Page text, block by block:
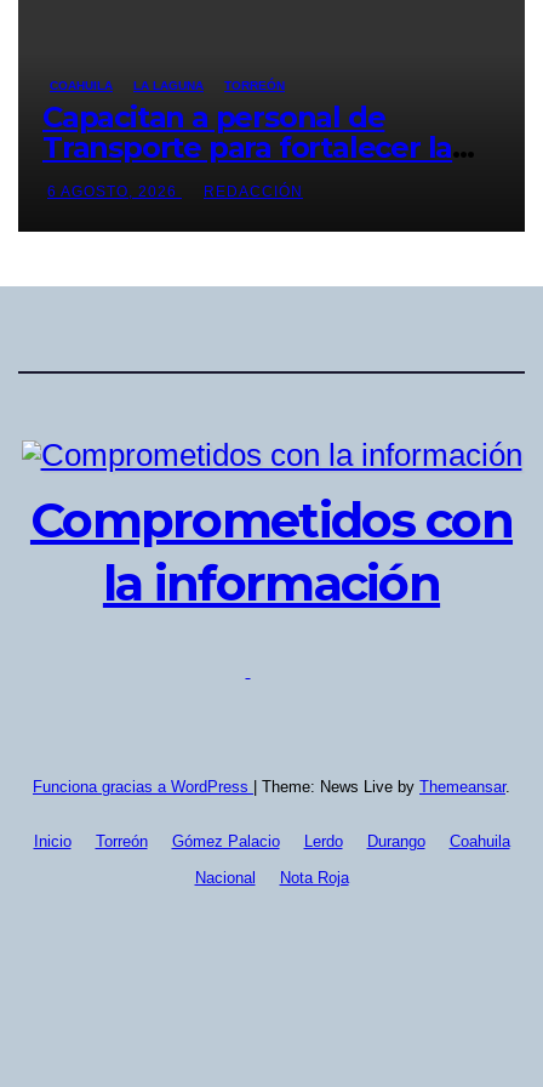
COAHUILA LA LAGUNA TORREÓN
Capacitan a personal de
Transporte para fortalecer la
atención a usuarios
6 AGOSTO, 2026 REDACCIÓN
Comprometidos con
la información
Funciona gracias a WordPress Theme: News Live by Themeansar.
Inicio Torreón Gómez Palacio Lerdo Durango
Coahuila
Nacional
Nota Roja